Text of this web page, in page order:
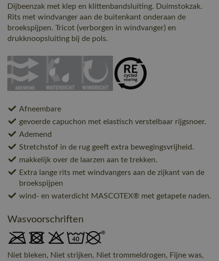
Dijbeenzak met klep en klittenbandsluiting. Duimstokzak.
Rits met windvanger aan de buitenkant onderaan de
broekspijpen. Tricot (verborgen in windvanger) en
drukknoopsluiting bij de pols.
Afneembare
gevoerde capuchon met elastisch verstelbaar rijgsnoer.
Ademend
Stretchstof in de rug geeft extra bewegingsvrijheid.
makkelijk over de laarzen aan te trekken.
Extra lange rits met windvangers aan de zijkant van de
broekspijpen
wind- en waterdicht MASCOTEX® met getapete naden.
Wasvoorschriften
Niet bleken, Niet strijken, Niet trommeldrogen, Fijne was,